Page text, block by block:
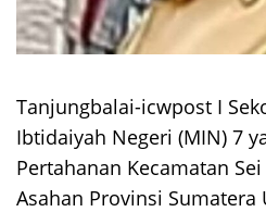
Tanjungbalai-icwpost I
Ibtidaiyah Negeri (MIN) 7
Pertahanan Kecamatan
Asahan Provinsi Sumatera